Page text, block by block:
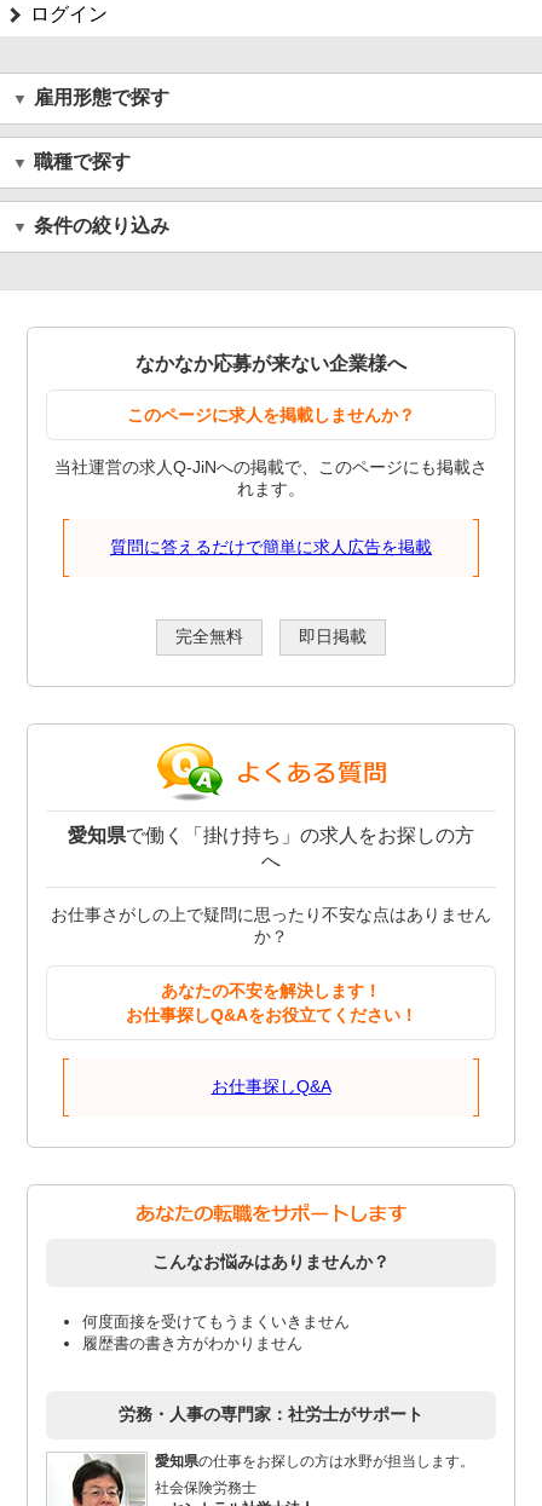
ログイン
雇用形態で探す
職種で探す
条件の絞り込み
なかなか応募が来ない企業様へ
このページに求人を掲載しませんか？
当社運営の求人Q-JiNへの掲載で、このページにも掲載さ
れます。
質問に答えるだけで簡単に求人広告を掲載
完全無料 即日掲載
愛知県で働く「掛け持ち」の求人をお探しの方
へ
お仕事さがしの上で疑問に思ったり不安な点はありません
か？
あなたの不安を解決します！
お仕事探しQ&Aをお役立てください！
お仕事探しQ&A
こんなお悩みはありませんか？
何度面接を受けてもうまくいきません
履歴書の書き方がわかりません
労務・人事の専門家：社労士がサポート
愛知県の仕事をお探しの方は水野が担当します。
社会保険労務士